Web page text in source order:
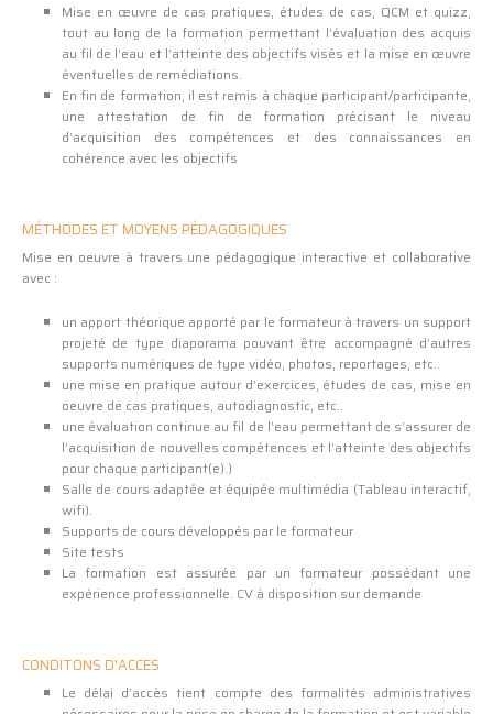
Mise en œuvre de cas pratiques, études de cas, QCM et quizz,
tout au long de la formation permettant l’évaluation des acquis
au fil de l’eau et l’atteinte des objectifs visés et la mise en œuvre
éventuelles de remédiations.
En fin de formation, il est remis à chaque participant/participante,
une attestation de fin de formation précisant le niveau
d’acquisition des compétences et des connaissances en
cohérence avec les objectifs
MÉTHODES ET MOYENS PÉDAGOGIQUES
Mise en oeuvre à travers une pédagogique interactive et collaborative
avec :
un apport théorique apporté par le formateur à travers un support
projeté de type diaporama pouvant être accompagné d’autres
supports numériques de type vidéo, photos, reportages, etc..
une mise en pratique autour d’exercices, études de cas, mise en
oeuvre de cas pratiques, autodiagnostic, etc..
une évaluation continue au fil de l’eau permettant de s’assurer de
l’acquisition de nouvelles compétences et l’atteinte des objectifs
pour chaque participant(e).)
Salle de cours adaptée et équipée multimédia (Tableau interactif,
wifi).
Supports de cours développés par le formateur
Site tests
La formation est assurée par un formateur possédant une
expérience professionnelle. CV à disposition sur demande
CONDITONS D'ACCES
Le délai d’accès tient compte des formalités administratives